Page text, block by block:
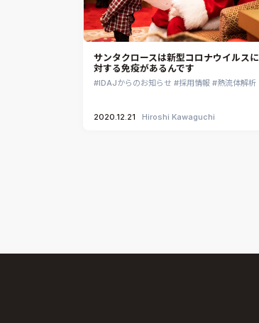
サンタクロースは新型コロナウイルスに
対する免疫があるんです
IDAJからのお知らせ 採用情報 熱流体解析
2020.12.21 Hiroshi Kawaguchi